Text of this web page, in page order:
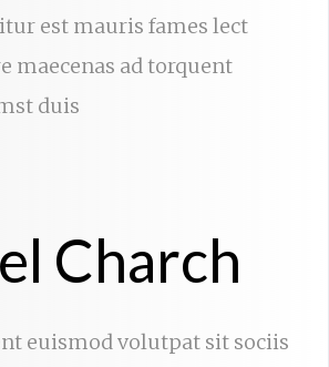
est mauris fames lect
maecenas ad torquent
duis
Charch
euismod volutpat sit sociis